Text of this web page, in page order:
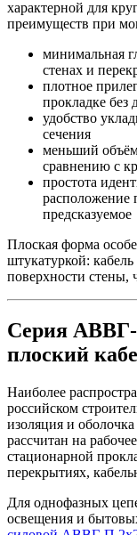
характерной для
преимуществ при
минимальная
стенах и
плотное
прокладке без
удобство
сечения
меньший
сравнению с
простота
расположение
предсказуемое
Плоская форма
штукатуркой:
поверхности
Серия
плоский
Наиболее
российском
изоляция и
рассчитан на
стационарной
перекрытиях,
Для однофазных
освещения и